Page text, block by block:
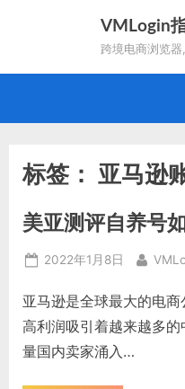
VMLogin
跨境电商浏览
标签： 亚马逊
美亚测评自养号
Posted
2022年1月8日 By
亚马逊是全球最大的电
高利润吸引着越来越多
量国内卖家涌入…